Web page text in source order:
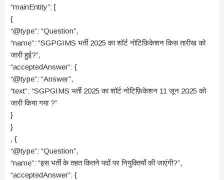
“mainEntity”: [
{
“@type”: “Question”,
“name”: “SGPGIMS भर्ती 2025 का शॉर्ट नोटिफ़िकेशन किस तारीख को
जारी हुई?”,
“acceptedAnswer”: {
“@type”: “Answer”,
“text”: “SGPGIMS भर्ती 2025 का शॉर्ट नोटिफ़िकेशन 11 जून 2025 को
जारी किया गया ?”
}
}
, {
“@type”: “Question”,
“name”: “इस भर्ती के तहत कितने पदों पर नियुक्तियाँ की जाएंगी?”,
“acceptedAnswer”: {